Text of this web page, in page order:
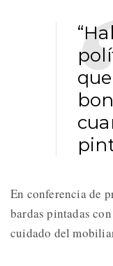
En conferencia de
bardas pintadas
cuidado del